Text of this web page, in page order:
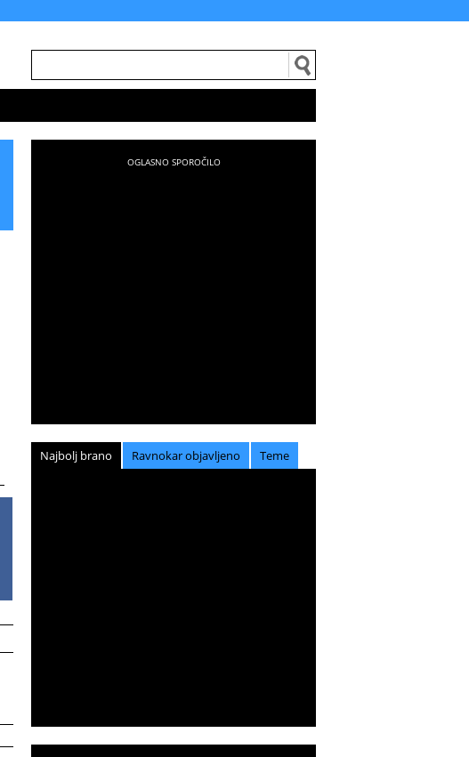
Najbolj brano Ravnokar objavljeno Teme